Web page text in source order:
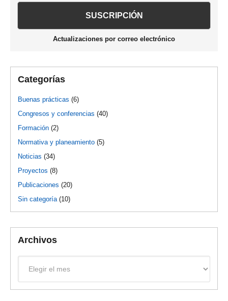
principal
Actualizaciones por correo electrónico
Categorías
Buenas prácticas (6)
Congresos y conferencias (40)
Formación (2)
Normativa y planeamiento (5)
Noticias (34)
Proyectos (8)
Publicaciones (20)
Sin categoría(10)
Archivos